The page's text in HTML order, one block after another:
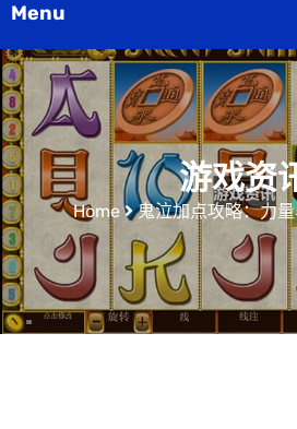
游戏资
Home 鬼泣加点攻略：力